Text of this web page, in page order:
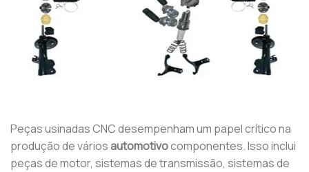
Peças usinadas CNC desempenham um papel crítico na
produção de vários automotivocomponentes. Isso inclui
peças de motor, sistemas de transmissão, sistemas de